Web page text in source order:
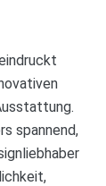
spannend,